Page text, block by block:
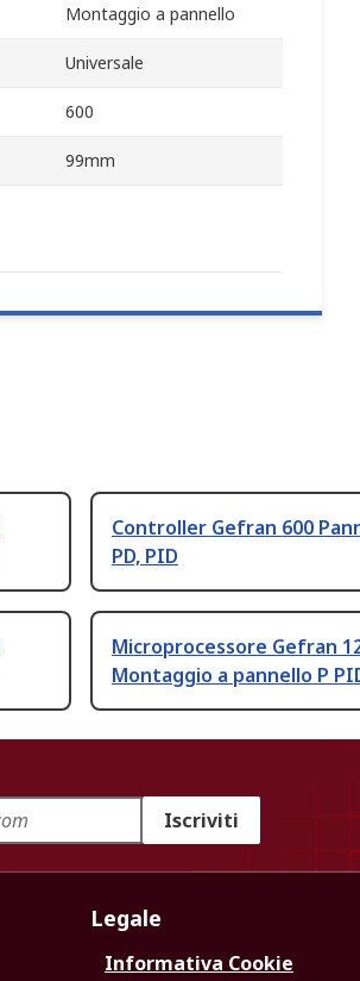
Montaggio a pannello
Universale
600
99mm
Controller Gefran 600
PD, PID
Microprocessore Gefran
Montaggio a pannello P
Iscriviti
Legale
Informativa Cookie